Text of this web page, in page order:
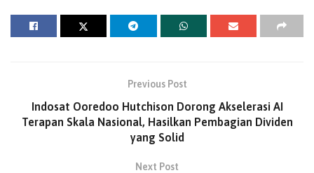
melalui Zoom Meeting yang dipusatkan di Ruang Kelas
Nava Dhammasekha Lantai 3, Gedung Vihara Numbay
guru Nava Dhammasekha, serta umat Buddha wilayah
Kota dan Kabupaten Jayapura.
Direktur Jenderal Bimas Buddha Kementerian Agama RI
Previous Post
Indosat Ooredoo Hutchison Dorong Akselerasi AI
Terapan Skala Nasional, Hasilkan Pembagian Dividen
yang Solid
Next Post